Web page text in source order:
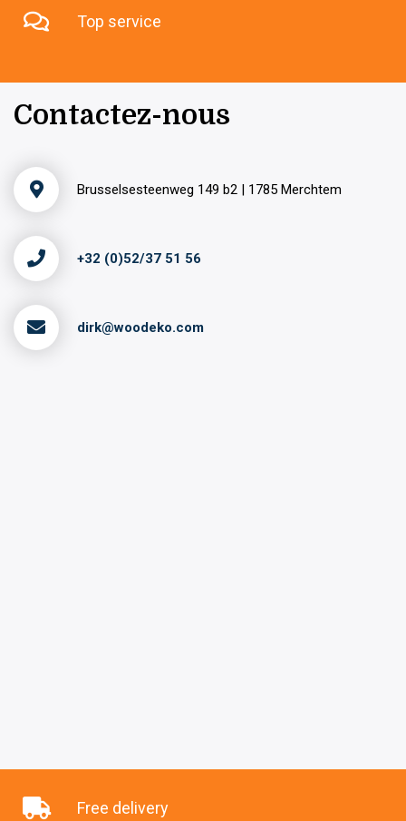
Top service
Contactez-nous
Brusselsesteenweg 149 b2 | 1785 Merchtem
+32 (0)52/37 51 56
dirk@woodeko.com
Free delivery